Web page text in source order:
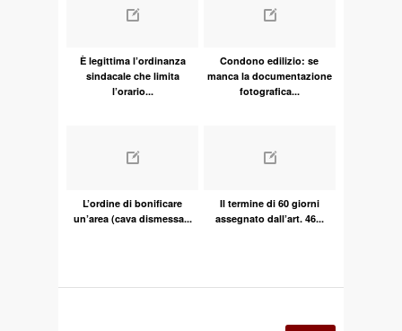
È legittima l’ordinanza
sindacale che limita
l’orario...
Condono edilizio: se
manca la documentazione
fotografica...
L’ordine di bonificare
un’area (cava dismessa...
Il termine di 60 giorni
assegnato dall’art. 46...